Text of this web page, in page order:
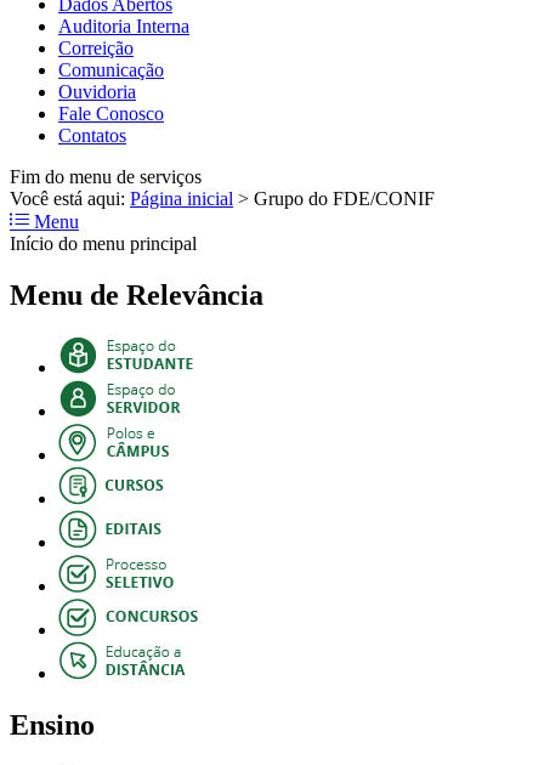
Auditoria Interna
Correição
Comunicação
Ouvidoria
Fale Conosco
Contatos
Fim do menu de serviços
Você está aqui: Página inicial > Grupo do FDE/CONIF
Menu
Início do menu principal
Menu de Relevância
Ensino